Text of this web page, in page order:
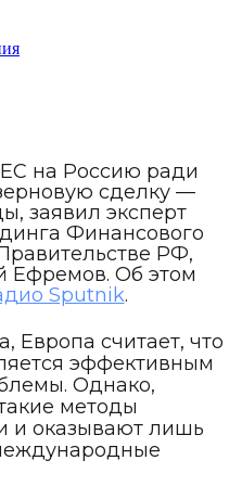
на Россию ради
сделку —
заявил эксперт
Финансового
РФ,
Ефремов. Об этом
Sputnik.
Европа считает, что
эффективным
Однако,
методы
и оказывают лишь